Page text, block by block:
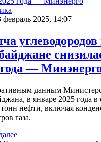
февраль 2025, 14:07
углеводородов
—
данным
в январе 2025 года
нефти, включая
газа.